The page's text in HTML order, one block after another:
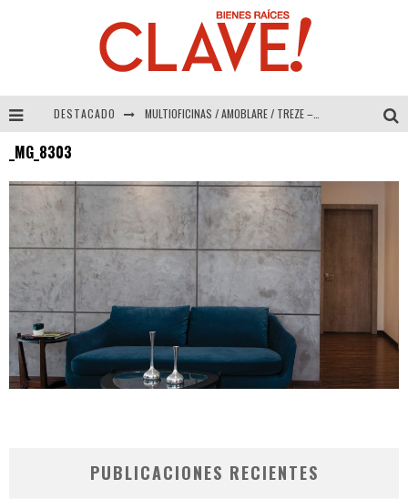
DESTACADO MULTIOFICINAS / AMOBLARE / TREZE – Especial Interiorismo & Decoración 2026
COLINEAL – Especial Interiorismo & Decoración 2026
_MG_8303
PUBLICACIONES RECIENTES